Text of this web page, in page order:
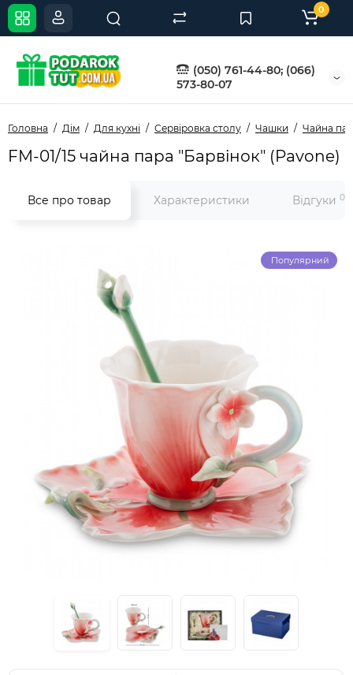
(050) 761-44-80; (066)
573-80-07
0
Головна Дім Для кухні Сервіровка столу Чашки Чайна
FM-01/15 чайна пара "Барвінок" (Pavone)
Все про товар Характеристики Відгуки 0
Популярний